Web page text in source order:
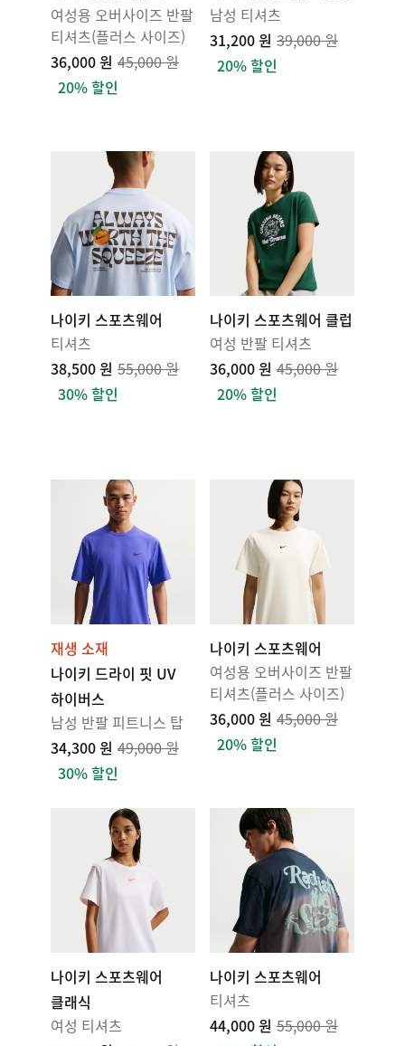
여성용 오버사이즈 반팔
티셔츠(플러스 사이즈)
36,000 원 45,000 원
20% 할인
남성 티셔츠
31,200 원 39,000 원
20% 할인
나이키 스포츠웨어
티셔츠
38,500 원 55,000 원
30% 할인
나이키 스포츠웨어 클럽
여성 반팔 티셔츠
36,000 원 45,000 원
20% 할인
재생 소재
나이키 드라이 핏 UV
하이버스
남성 반팔 피트니스 탑
34,300 원 49,000 원
30% 할인
나이키 스포츠웨어
여성용 오버사이즈 반팔
티셔츠(플러스 사이즈)
36,000 원 45,000 원
20% 할인
나이키 스포츠웨어
클래식
여성 티셔츠
나이키 스포츠웨어
티셔츠
44,000 원 55,000 원